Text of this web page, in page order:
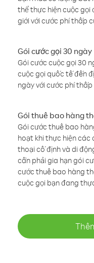
thể thực hiện cuộc gọi
giới với cước phí thấp
Gói cước gọi 30 ngày
Gói cước cuộc gọi 30
cuộc gọi quốc tế đến
ngày với cước phí thấp
Gói thuê bao hàng
Gói cước thuê bao
hoạt khi thực hiện các
thoại cố định và di
cần phải gia hạn gói
cước thuê bao hàng
cuộc gọi bạn đang